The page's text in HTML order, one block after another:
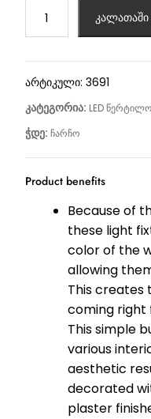
კალათაში
არტიკული: 3691
კატეგორია: LED
ჭდე: ჩარჩო
Product benefits
Because of
these light
color of the
allowing
This creates
coming right
This simple
various
aesthetic
decorated
plaster